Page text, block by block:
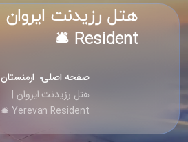
Resident 🛎️
صفحه اصلی ارمنستان
هتل رزیدنت ایروان |
Yerevan Resident 🛎️